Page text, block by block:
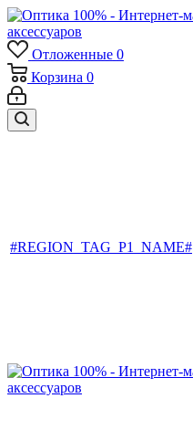
Отложенные 0
Корзина 0
#REGION_TAG_P1_NAME#